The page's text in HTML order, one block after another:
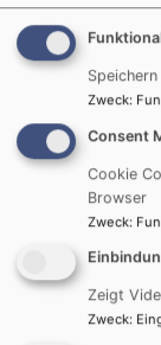
Hausen
Holzschwang -
Wir sind
Zweck:
Consent
Cookie
Browser
Zweck:
Zeigt
Zweck: